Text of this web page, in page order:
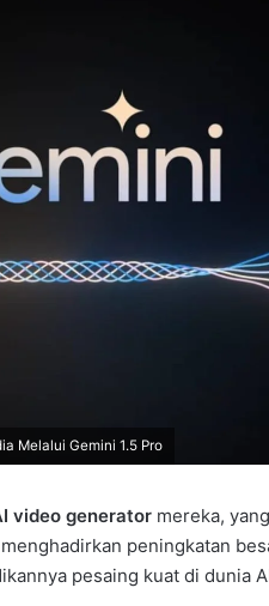
Melalui Gemini 1.5 Pro
video generator mereka,
peningkatan
pesaing kuat di dunia